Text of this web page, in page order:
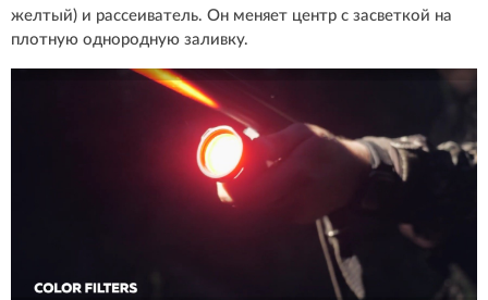
желтый) и рассеиватель. Он меняет центр с засветкой на
плотную однородную заливку.